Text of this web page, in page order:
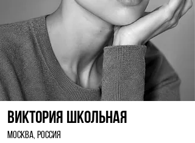
Виктория Школьная
Москва, Россия